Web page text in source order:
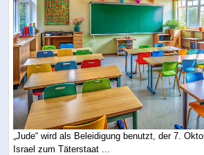
„Jude“ wird als Beleidigung benutzt, der 7.
Israel zum Täterstaat ...